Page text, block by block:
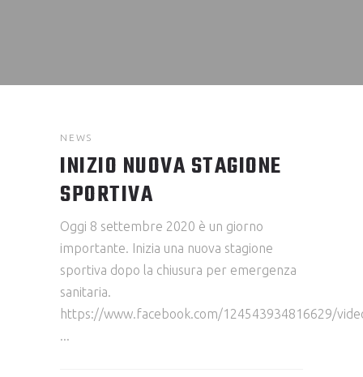
NEWS
INIZIO NUOVA STAGIONE
SPORTIVA
Oggi 8 settembre 2020 è un giorno
importante. Inizia una nuova stagione
sportiva dopo la chiusura per emergenza
sanitaria.
https://www.facebook.com/124543934816629/